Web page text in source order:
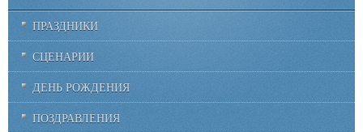
ПРАЗДНИКИ
СЦЕНАРИИ
ДЕНЬ РОЖДЕНИЯ
ПОЗДРАВЛЕНИЯ